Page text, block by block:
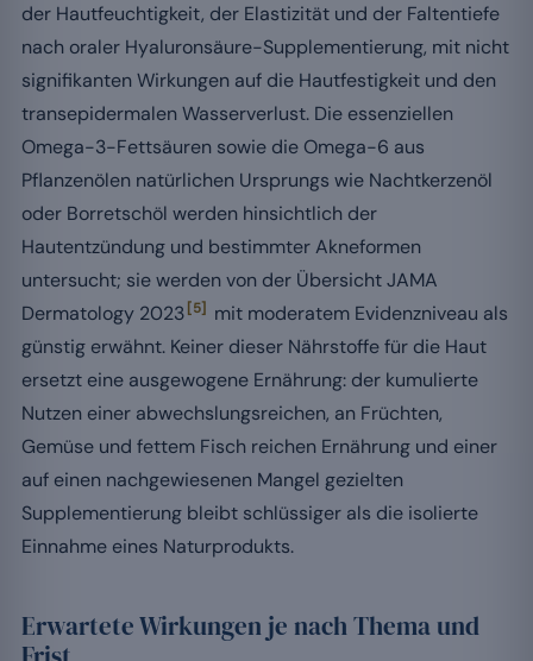
der Hautfeuchtigkeit, der Elastizität und der Faltentiefe
nach oraler Hyaluronsäure-Supplementierung, mit nicht
signifikanten Wirkungen auf die Hautfestigkeit und den
transepidermalen Wasserverlust. Die essenziellen
Omega-3-Fettsäuren sowie die Omega-6 aus
Pflanzenölen natürlichen Ursprungs wie Nachtkerzenöl
oder Borretschöl werden hinsichtlich der
Hautentzündung und bestimmter Akneformen
untersucht; sie werden von der Übersicht JAMA
Dermatology 2023[5]
mit moderatem Evidenzniveau als
günstig erwähnt. Keiner dieser Nährstoffe für die Haut
ersetzt eine ausgewogene Ernährung: der kumulierte
Nutzen einer abwechslungsreichen, an Früchten,
Gemüse und fettem Fisch reichen Ernährung und einer
auf einen nachgewiesenen Mangel gezielten
Supplementierung bleibt schlüssiger als die isolierte
Einnahme eines Naturprodukts.
Erwartete Wirkungen je nach Thema und